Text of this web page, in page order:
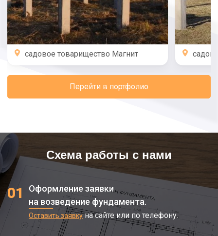
садовое товарищество Магнит
Перейти в портфолио
Схема работы с нами
01
Оформление заявки
на возведение фундамента.
Оставить заявкуна сайте или по телефону.